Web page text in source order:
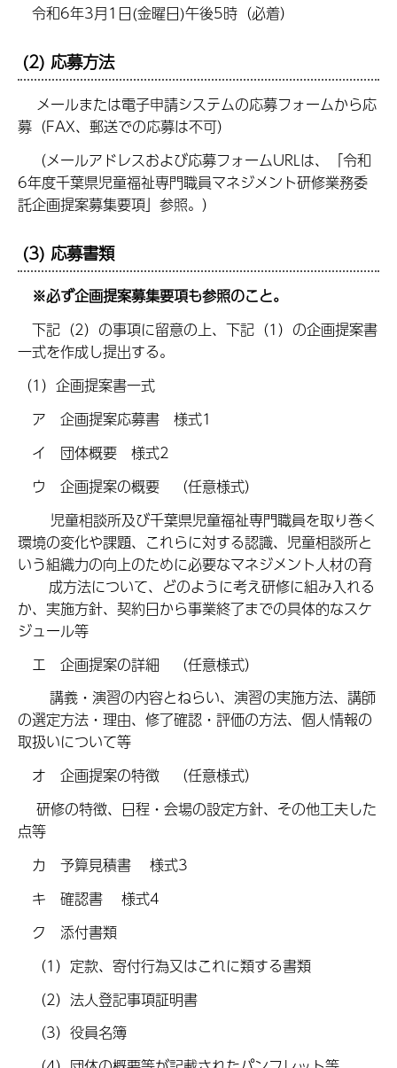
令和6年3月1日(金曜日)午後5時（必着）
(2) 応募方法
メールまたは電子申請システムの応募フォームから応
募（FAX、郵送での応募は不可）
（メールアドレスおよび応募フォームURLは、「令和
6年度千葉県児童福祉専門職員マネジメント研修業務委
託企画提案募集要項」参照。）
(3) 応募書類
※必ず企画提案募集要項も参照のこと。
下記（2）の事項に留意の上、下記（1）の企画提案書
一式を作成し提出する。
（1）企画提案書一式
ア 企画提案応募書 様式1
イ 団体概要 様式2
ウ 企画提案の概要 （任意様式）
児童相談所及び千葉県児童福祉専門職員を取り巻く
環境の変化や課題、これらに対する認識、児童相談所と
いう組織力の向上のために必要なマネジメント人材の育
成方法について、どのように考え研修に組み入れる
か、実施方針、契約日から事業終了までの具体的なスケ
ジュール等
エ 企画提案の詳細 （任意様式）
講義・演習の内容とねらい、演習の実施方法、講師
の選定方法・理由、修了確認・評価の方法、個人情報の
取扱いについて等
オ 企画提案の特徴 （任意様式）
研修の特徴、日程・会場の設定方針、その他工夫した
点等
カ 予算見積書 様式3
キ 確認書 様式4
ク 添付書類
（1）定款、寄付行為又はこれに類する書類
（2）法人登記事項証明書
（3）役員名簿